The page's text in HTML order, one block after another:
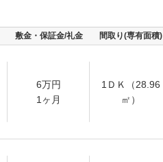
敷金・保証金/礼金 間取り(専有面積)
6万円
1ヶ月
1ＤＫ（28.96
㎡）